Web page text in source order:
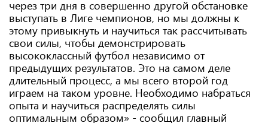
через три дня в совершенно другой обстановке
выступать в Лиге чемпионов, но мы должны к
этому привыкнуть и научиться так рассчитывать
свои силы, чтобы демонстрировать
высококлассный футбол независимо от
предыдущих результатов. Это на самом деле
длительный процесс, а мы всего второй год
играем на таком уровне. Необходимо набраться
опыта и научиться распределять силы
оптимальным образом» - сообщил главный